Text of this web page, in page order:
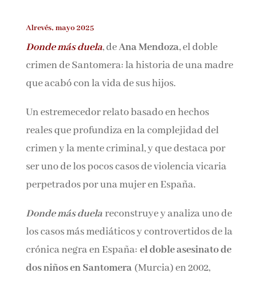
Alrevés, mayo 2025
Donde más duela, deAna Mendoza, el doble
crimen de Santomera: la historia de una madre
que acabó con la vida de sus hijos.
Un estremecedor relato basado en hechos
reales que profundiza en la complejidad del
crimen y la mente criminal, y que destaca por
ser uno de los pocos casos de violencia vicaria
perpetrados por una mujer en España.
Donde más duela reconstruye y analiza uno de
los casos más mediáticos y controvertidos de la
crónica negra en España:el doble asesinato de
dos niños en Santomera (Murcia) en 2002,
Nombre*
de privacidad